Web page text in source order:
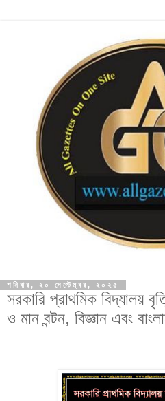
শনিবার, ২০ সেপ্টেম্বর, ২০২৫
সরকারি প্রাথমিক বিদ্যালয়
ও মান বন্টন, বিজ্ঞান এবং